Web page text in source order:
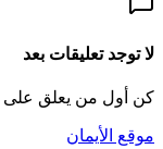
لا توجد تعليقات بعد
كن أول من يعلق على
موقع الأيمان